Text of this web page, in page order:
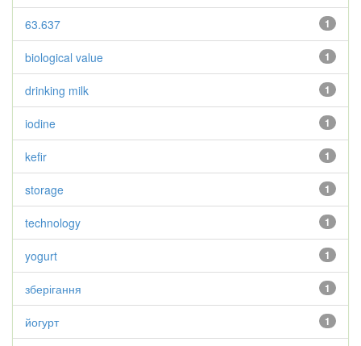
1
63.637
1
biological value
1
drinking milk
1
iodine
1
kefir
1
storage
1
technology
1
yogurt
1
зберігання
1
йогурт